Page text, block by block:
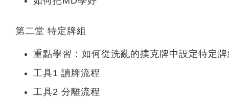
第二堂 特定牌組
重點學習：如何從洗亂的撲克牌中設定特定
工具1 讀牌流程
工具2 分離流程